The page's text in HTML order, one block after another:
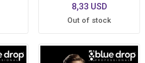
8,33 USD
Out of stock